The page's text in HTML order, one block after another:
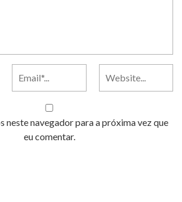
neste navegador para a próxima vez que
eu comentar.